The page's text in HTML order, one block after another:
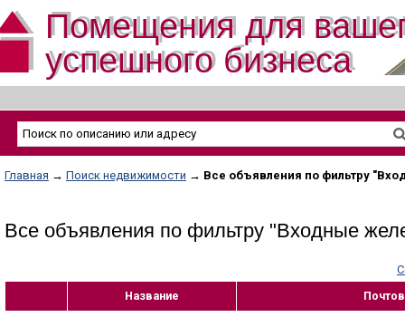
Помещения для
успешного бизнеса
Главная → Поиск недвижимости → Все объявления по фильтру
Все объявления по фильтру "Входные
Название